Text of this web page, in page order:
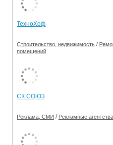
ТехноХоф
Строительство, недвижимость /
помещений
СК СОЮЗ
Реклама, СМИ / Рекламные агентства